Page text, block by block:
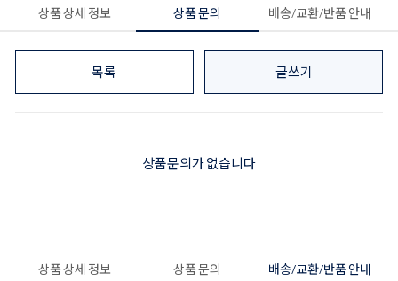
상품 상세 정보 상품 문의 배송/교환/반품 안내
목록 글쓰기
상품문의가 없습니다
상품 상세 정보 상품 문의 배송/교환/반품 안내